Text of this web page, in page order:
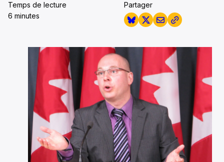
Temps de lecture
6 minutes
Partager